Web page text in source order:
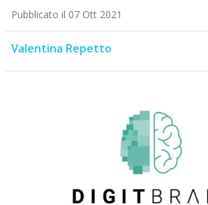
Pubblicato il 07 Ott 2021
Valentina Repetto